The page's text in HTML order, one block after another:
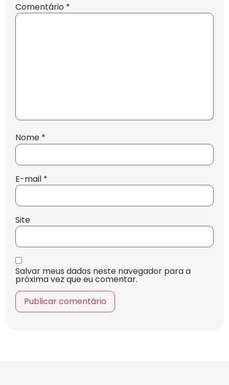
Comentário *
Nome *
E-mail *
Site
Salvar meus dados neste navegador para a
próxima vez que eu comentar.